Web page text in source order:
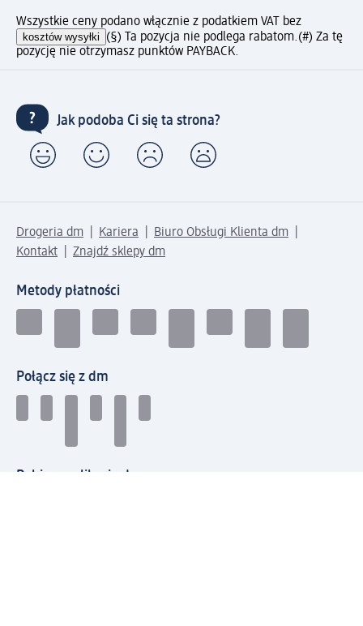
Wszystkie ceny podano włącznie z podatkiem VAT bez
kosztów wysyłki (§) Ta pozycja nie podlega rabatom.(#) Za tę
pozycję nie otrzymasz punktów PAYBACK.
Jak podoba Ci się ta strona?
Drogeria dm Kariera
Biuro Obsługi Klienta dm
Kontakt
Znajdź sklepy dm
Metody płatności
Połącz się z dm
Pobierz aplikację dm: